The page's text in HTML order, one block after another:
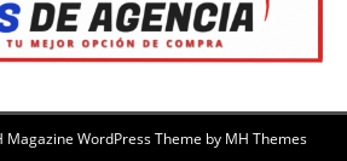
WordPress Theme by MH Themes